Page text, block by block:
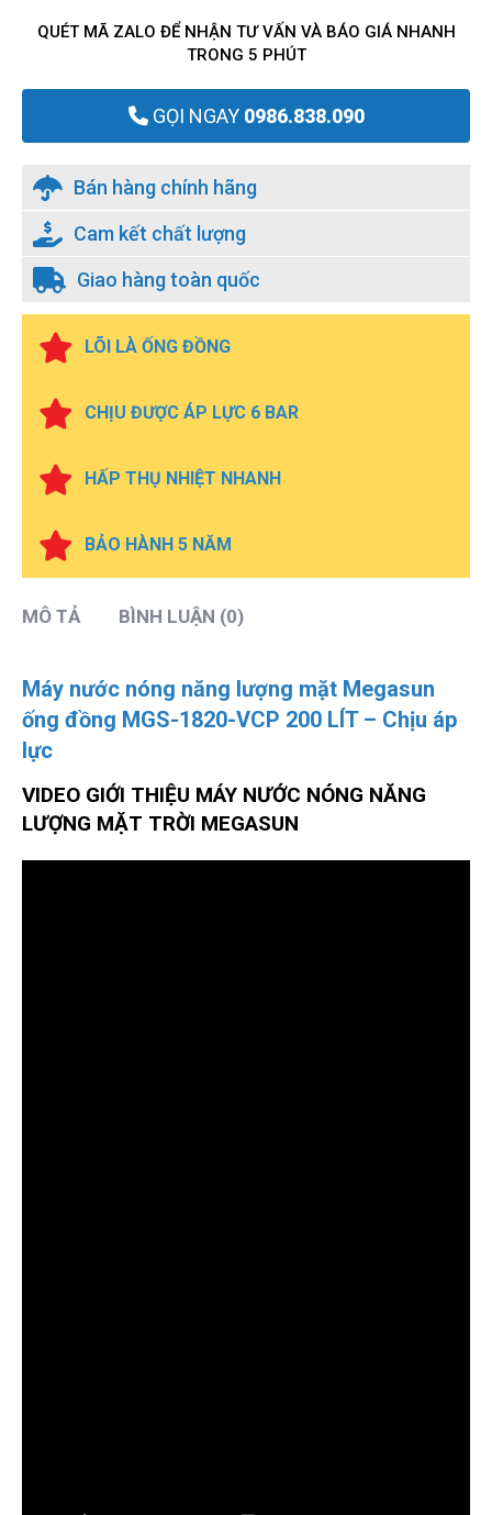
QUÉT MÃ ZALO ĐỂ NHẬN TƯ VẤN VÀ BÁO GIÁ NHANH
TRONG 5 PHÚT
GỌI NGAY0986.838.090
Bán hàng chính hãng
Cam kết chất lượng
Giao hàng toàn quốc
LÕI LÀ ỐNG ĐỒNG
CHỊU ĐƯỢC ÁP LỰC 6 BAR
HẤP THỤ NHIỆT NHANH
BẢO HÀNH 5 NĂM
MÔ TẢ BÌNH LUẬN (0)
Máy nước nóng năng lượng mặt Megasun
ống đồng MGS-1820-VCP 200 LÍT – Chịu áp
lực
VIDEO GIỚI THIỆU MÁY NƯỚC NÓNG NĂNG
LƯỢNG MẶT TRỜI MEGASUN